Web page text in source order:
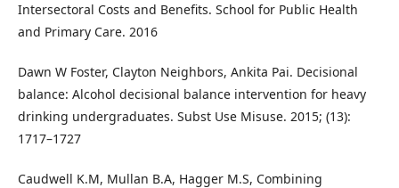
Intersectoral Costs and Benefits. School for Public Health
and Primary Care. 2016
Dawn W Foster, Clayton Neighbors, Ankita Pai. Decisional
balance: Alcohol decisional balance intervention for heavy
drinking undergraduates. Subst Use Misuse. 2015; (13):
1717–1727
Caudwell K.M, Mullan B.A, Hagger M.S, Combining